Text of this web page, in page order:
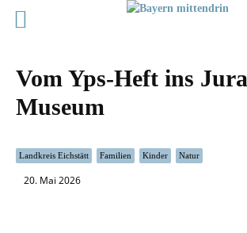
Vom Yps-Heft ins
Museum
Landkreis Eichstätt Familien Kinder Natur
20. Mai 2026